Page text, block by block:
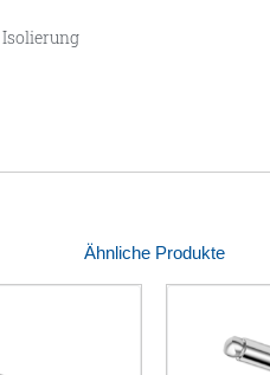
Isolierung
Ähnliche Produkte